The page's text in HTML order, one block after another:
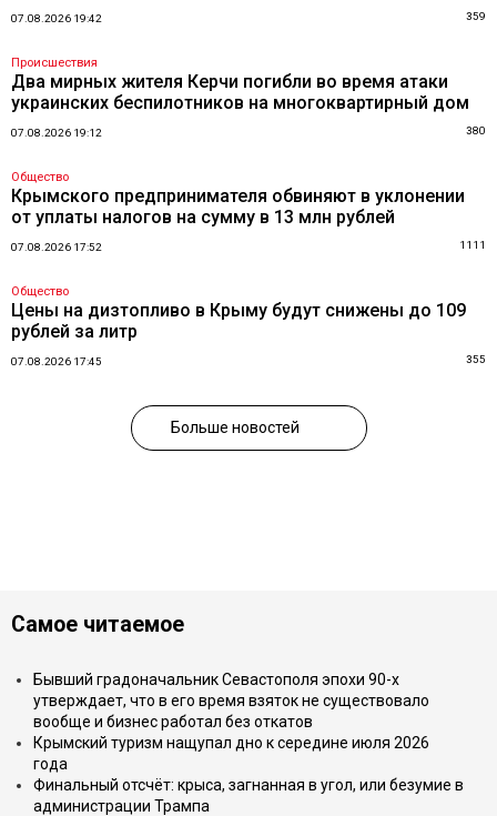
07.08.2026 19:42 359
Происшествия
Два мирных жителя Керчи погибли во время атаки
украинских беспилотников на многоквартирный дом
07.08.2026 19:12 380
Общество
Крымского предпринимателя обвиняют в уклонении
от уплаты налогов на сумму в 13 млн рублей
07.08.2026 17:52 1111
Общество
Цены на дизтопливо в Крыму будут снижены до 109
рублей за литр
07.08.2026 17:45 355
Больше новостей
Самое читаемое
Бывший градоначальник Севастополя эпохи 90-х
утверждает, что в его время взяток не существовало
вообще и бизнес работал без откатов
Крымский туризм нащупал дно к середине июля 2026
года
Финальный отсчёт: крыса, загнанная в угол, или безумие в
администрации Трампа